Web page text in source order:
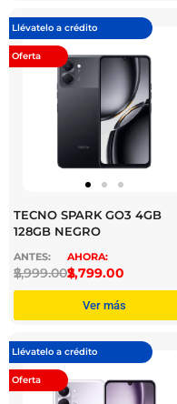
Llévatelo a crédito
Oferta
TECNO SPARK GO3 4GB
128GB NEGRO
$
2,999.00$
2,799.00
Ver más
Llévatelo a crédito
Oferta